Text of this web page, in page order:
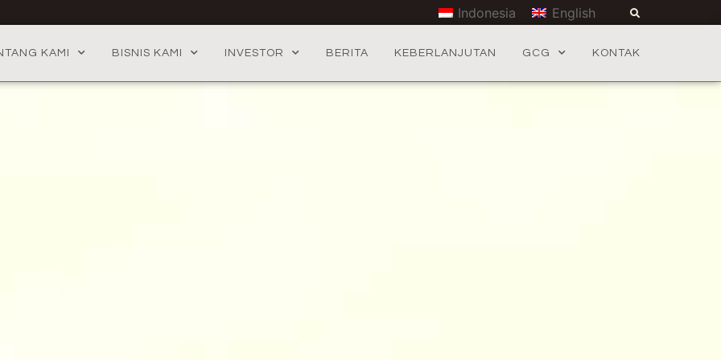
Indonesia English
KAMI BISNIS KAMI INVESTOR BERITA KEBERLANJUTAN GCG KONTAK